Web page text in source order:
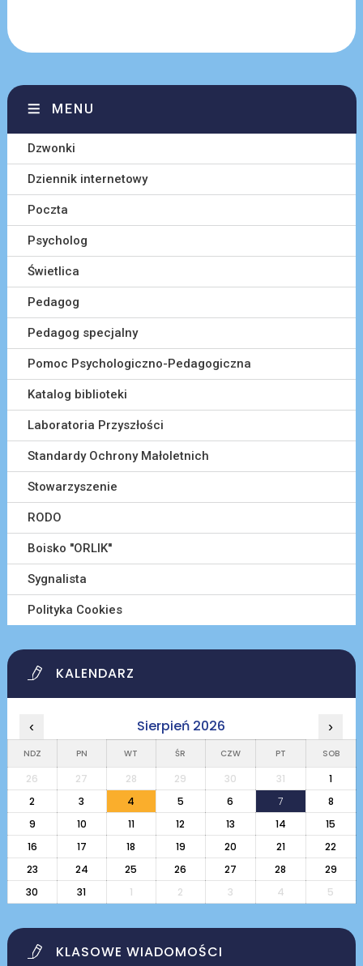
MENU
Dzwonki
Dziennik internetowy
Poczta
Psycholog
Świetlica
Pedagog
Pedagog specjalny
Pomoc Psychologiczno-Pedagogiczna
Katalog biblioteki
Laboratoria Przyszłości
Standardy Ochrony Małoletnich
Stowarzyszenie
RODO
Boisko ''ORLIK''
Sygnalista
Polityka Cookies
KALENDARZ
‹ Sierpień 2026 ›
NDZ PN WT ŚR CZW PT SOB
26 27 28 29 30 31
1
2
3 4 5 6 7
8
9
10 11 12 13 14
15
16
17 18 19 20 21
22
23
24 25 26 27 28
29
30
31 1 2 3 4 5
KLASOWE WIADOMOŚCI